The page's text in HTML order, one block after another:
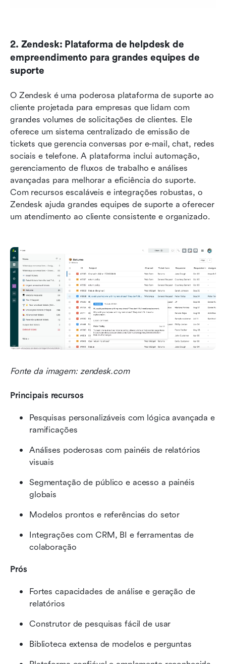
2. Zendesk: Plataforma de helpdesk de
empreendimento para grandes equipes de
suporte
O Zendesk é uma poderosa plataforma de suporte ao
cliente projetada para empresas que lidam com
grandes volumes de solicitações de clientes. Ele
oferece um sistema centralizado de emissão de
tickets que gerencia conversas por e-mail, chat, redes
sociais e telefone. A plataforma inclui automação,
gerenciamento de fluxos de trabalho e análises
avançadas para melhorar a eficiência do suporte.
Com recursos escaláveis e integrações robustas, o
Zendesk ajuda grandes equipes de suporte a oferecer
um atendimento ao cliente consistente e organizado.
Fonte da imagem: zendesk.com
Principais recursos
Pesquisas personalizáveis com lógica avançada e
ramificações
Análises poderosas com painéis de relatórios
visuais
Segmentação de público e acesso a painéis
globais
Modelos prontos e referências do setor
Integrações com CRM, BI e ferramentas de
colaboração
Prós
Fortes capacidades de análise e geração de
relatórios
Construtor de pesquisas fácil de usar
Biblioteca extensa de modelos e perguntas